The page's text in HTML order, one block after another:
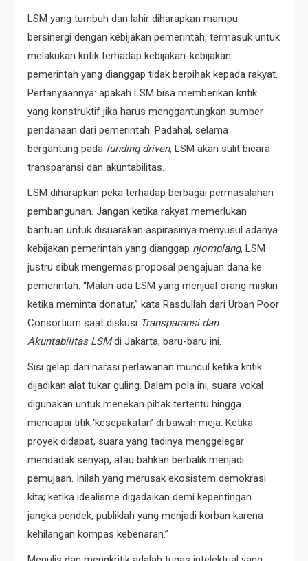
LSM yang tumbuh dan lahir diharapkan mampu
bersinergi dengan kebijakan pemerintah, termasuk untuk
melakukan kritik terhadap kebijakan-kebijakan
pemerintah yang dianggap tidak berpihak kepada rakyat.
Pertanyaannya: apakah LSM bisa memberikan kritik
yang konstruktif jika harus menggantungkan sumber
pendanaan dari pemerintah. Padahal, selama
bergantung pada funding driven, LSM akan sulit bicara
transparansi dan akuntabilitas.
LSM diharapkan peka terhadap berbagai permasalahan
pembangunan. Jangan ketika rakyat memerlukan
bantuan untuk disuarakan aspirasinya menyusul adanya
kebijakan pemerintah yang dianggap njomplang, LSM
justru sibuk mengemas proposal pengajuan dana ke
pemerintah. “Malah ada LSM yang menjual orang miskin
ketika meminta donatur,” kata Rasdullah dari Urban Poor
Consortium saat diskusi Transparansi dan
Akuntabilitas LSMdi Jakarta, baru-baru ini.
Sisi gelap dari narasi perlawanan muncul ketika kritik
dijadikan alat tukar guling. Dalam pola ini, suara vokal
digunakan untuk menekan pihak tertentu hingga
mencapai titik ‘kesepakatan’ di bawah meja. Ketika
proyek didapat, suara yang tadinya menggelegar
mendadak senyap, atau bahkan berbalik menjadi
pemujaan. Inilah yang merusak ekosistem demokrasi
kita; ketika idealisme digadaikan demi kepentingan
jangka pendek, publiklah yang menjadi korban karena
kehilangan kompas kebenaran.”